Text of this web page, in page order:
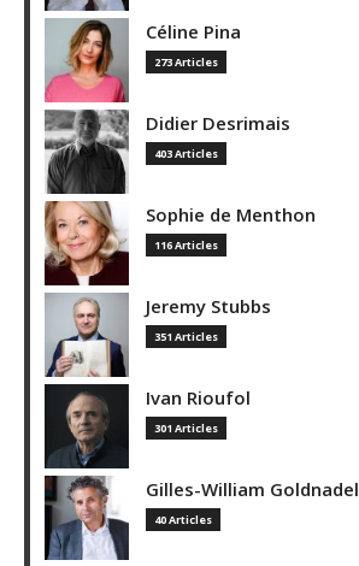
Céline Pina
273 Articles
Didier Desrimais
403 Articles
Sophie de Menthon
116 Articles
Jeremy Stubbs
351 Articles
Ivan Rioufol
301 Articles
Gilles-William Goldnadel
40 Articles